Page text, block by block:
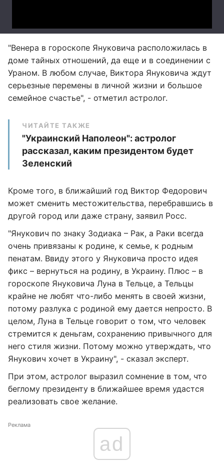
"Венера в гороскопе Януковича расположилась в
доме тайных отношений, да еще и в соединении с
Ураном. В любом случае, Виктора Януковича ждут
серьезные перемены в личной жизни и большое
семейное счастье", - отметил астролог.
ЧИТАЙТЕ ТАКЖЕ
"Украинский Наполеон": астролог
рассказал, каким президентом будет
Зеленский
Кроме того, в ближайший год Виктор Федорович
может сменить местожительства, перебравшись в
другой город или даже страну, заявил Росс.
"Янукович по знаку Зодиака – Рак, а Раки всегда
очень привязаны к родине, к семье, к родным
пенатам. Ввиду этого у Януковича просто идея
фикс – вернуться на родину, в Украину. Плюс – в
гороскопе Януковича Луна в Тельце, а Тельцы
крайне не любят что-либо менять в своей жизни,
потому разлука с родиной ему дается непросто. В
целом, Луна в Тельце говорит о том, что человек
стремится к деньгам, сохранению привычного для
него стиля жизни. Потому можно утверждать, что
Янукович хочет в Украину", - сказал эксперт.
При этом, астролог выразил сомнение в том, что
беглому президенту в ближайшее время удастся
реализовать свое желание.
Реклама
ad